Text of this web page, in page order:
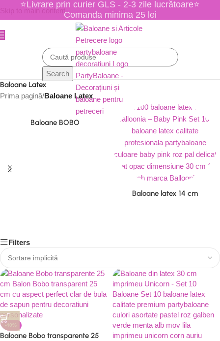
Skip to main content
⭐Livrare prin curier GLS - 2-3 zile lucrătoare⭐
Comanda minima 25 lei
Search
Baloane Latex
Prima pagină/Baloane Latex
Baloane BOBO
Baloane latex 14 cm
Filters
-40%
Baloane Bobo transparente 25